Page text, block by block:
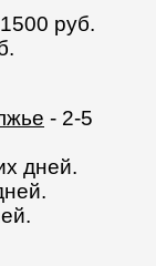
руб.
- 2-5
дней.